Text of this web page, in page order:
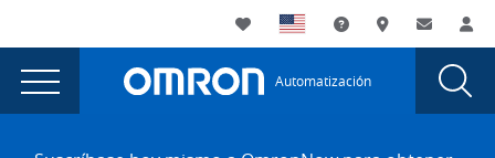
currently
viewing
the
Utility
Navigation
My List Soporte DóndeContacto
Main
Navigation
Automatización
The
Footer